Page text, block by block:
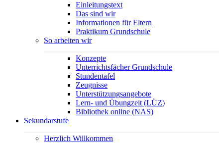
Einleitungstext
Das sind wir
Informationen für Eltern
Praktikum Grundschule
So arbeiten wir
Konzepte
Unterrichtsfächer Grundschule
Stundentafel
Zeugnisse
Unterstützungsangebote
Lern- und Übungzeit (LÜZ)
Bibliothek online (NAS)
Sekundarstufe
Herzlich Willkommen